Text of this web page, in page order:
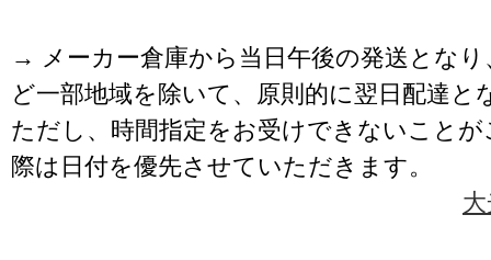
→ メーカー倉庫から当日午後の発送となり
ど一部地域を除いて、原則的に翌日配達と
ただし、時間指定をお受けできないこと
際は日付を優先させていただきます。